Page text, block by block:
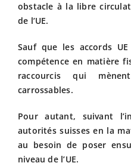
obstacle à la libre
de l’UE.
Sauf que les accords
compétence en matière
raccourcis qui
carrossables.
Pour autant, suivant
autorités suisses en la
au besoin de poser
niveau de l’UE.